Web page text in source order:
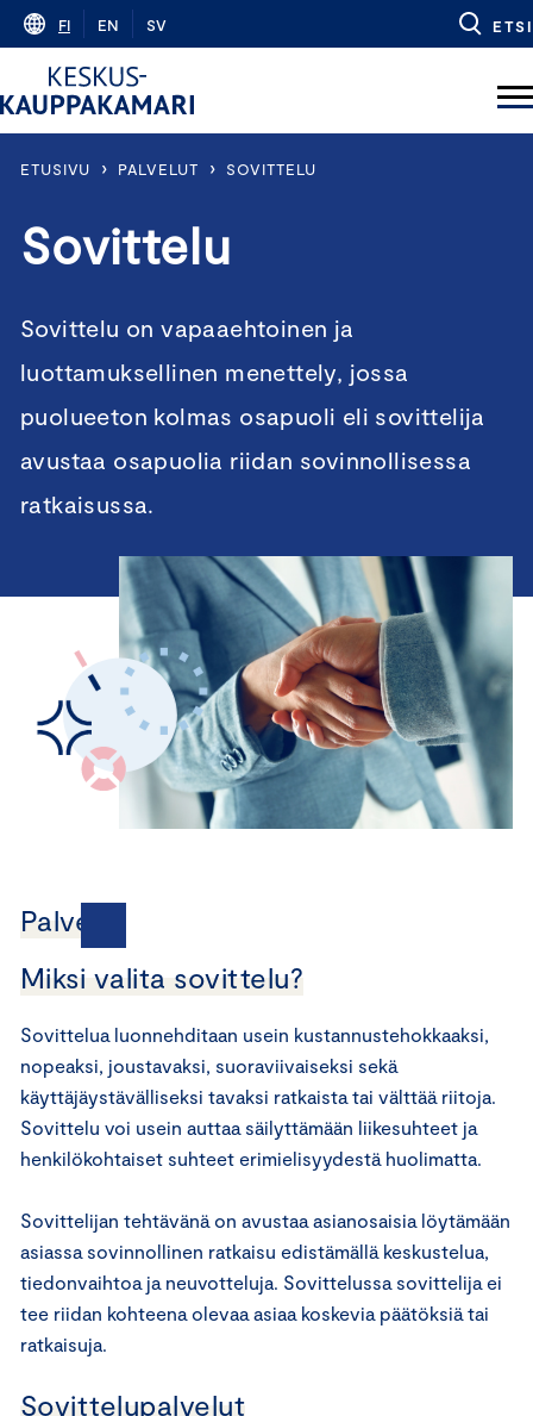
Skip
content
FI EN SV ETSI
ETUSIVU › PALVELUT › SOVITTELU
Sovittelu
Sovittelu on vapaaehtoinen ja
luottamuksellinen menettely, jossa
puolueeton kolmas osapuoli eli sovittelija
avustaa osapuolia riidan sovinnollisessa
ratkaisussa.
Palvelut
Miksi valita sovittelu?
Sovittelua luonnehditaan usein kustannustehokkaaksi,
nopeaksi, joustavaksi, suoraviivaiseksi sekä
käyttäjäystävälliseksi tavaksi ratkaista tai välttää riitoja.
Sovittelu voi usein auttaa säilyttämään liikesuhteet ja
henkilökohtaiset suhteet erimielisyydestä huolimatta.
Sovittelijan tehtävänä on avustaa asianosaisia löytämään
asiassa sovinnollinen ratkaisu edistämällä keskustelua,
tiedonvaihtoa ja neuvotteluja. Sovittelussa sovittelija ei
tee riidan kohteena olevaa asiaa koskevia päätöksiä tai
ratkaisuja.
Sovittelupalvelut